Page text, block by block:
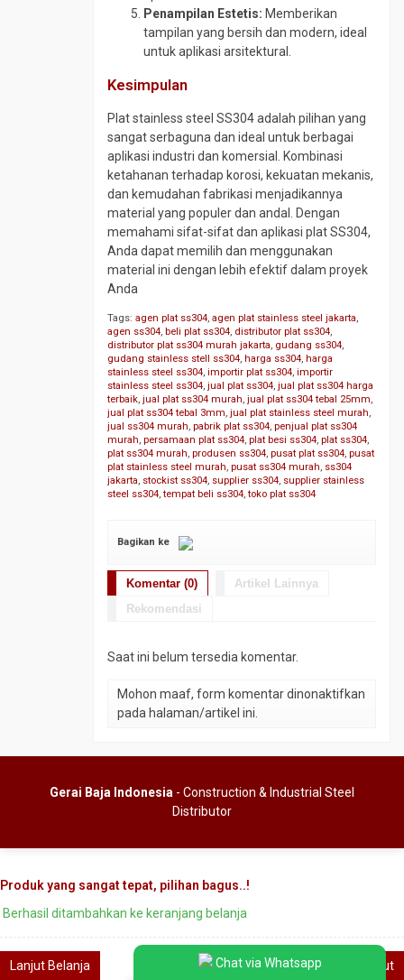
Penampilan Estetis: Memberikan
tampilan yang bersih dan modern, ideal
untuk aplikasi arsitektural.
Kesimpulan
Plat stainless steel SS304 adalah pilihan yang
sangat serbaguna dan ideal untuk berbagai
aplikasi industri dan komersial. Kombinasi
ketahanan terhadap korosi, kekuatan mekanis,
dan kemudahan fabrikasi menjadikannya
material yang populer dan andal. Dengan
memahami sifat-sifat dan aplikasi plat SS304,
Anda dapat memilih dan menggunakan
material ini dengan lebih efektif dalam proyek
Anda
Tags: agen plat ss304, agen plat stainless steel jakarta,
agen ss304, beli plat ss304, distributor plat ss304,
distributor plat ss304 murah jakarta, gudang ss304,
gudang stainless stell ss304, harga ss304, harga
stainless steel ss304, importir plat ss304, importir
stainless steel ss304, jual plat ss304, jual plat ss304 harga
terbaik, jual plat ss304 murah, jual plat ss304 tebal 25mm,
jual plat ss304 tebal 3mm, jual plat stainless steel murah,
jual ss304 murah, pabrik plat ss304, penjual plat ss304
murah, persamaan plat ss304, plat besi ss304, plat ss304,
plat ss304 murah, produsen ss304, pusat plat ss304, pusat
plat stainless steel murah, pusat ss304 murah, ss304
jakarta, stockist ss304, supplier ss304, supplier stainless
steel ss304,tempat beli ss304,toko plat ss304
Bagikan ke
Komentar (0)
Artikel Lainnya
Rekomendasi
Saat ini belum tersedia komentar.
Mohon maaf, form komentar dinonaktifkan
pada halaman/artikel ini.
Gerai Baja Indonesia - Construction & Industrial Steel
Distributor
Produk yang sangat tepat, pilihan bagus..!
Berhasil ditambahkan ke keranjang belanja
Lanjut Belanja Checkout
Chat via Whatsapp